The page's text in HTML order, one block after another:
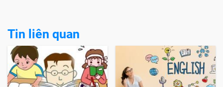
Tin liên quan